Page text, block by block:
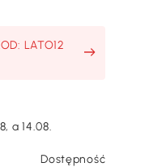
LATO12
a 14.08.
Dostępność